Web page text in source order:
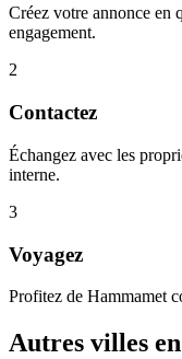
Créez votre annonce en
engagement.
2
Contactez
Échangez avec les
interne.
3
Voyagez
Profitez de Hammamet
Autres villes